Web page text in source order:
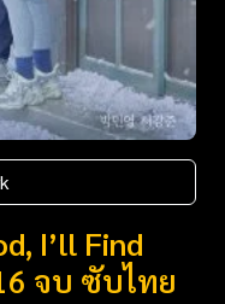
I’ll Find
จบ ซับไทย